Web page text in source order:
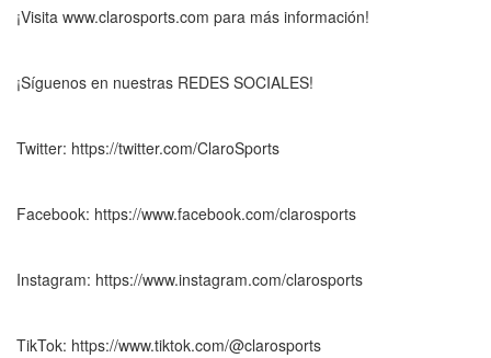
¡Visita www.clarosports.com para más información!
¡Síguenos en nuestras REDES SOCIALES!
Twitter: https://twitter.com/ClaroSports
Facebook: https://www.facebook.com/clarosports
Instagram: https://www.instagram.com/clarosports
TikTok: https://www.tiktok.com/@clarosports